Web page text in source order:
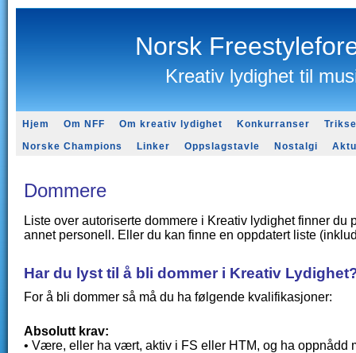
Norsk
Kreativ lydighet til
Hjem Om NFF Om kreativ lydighet Konkurranser
Norske Champions
Linker Oppslagstavle Nostalgi
Dommere
Liste over autoriserte dommere i Kreativ lydighet finner du
annet personell. Eller du kan finne en oppdatert liste
Har du lyst til å bli dommer i Kreativ
For å bli dommer så må du ha følgende kvalifikasjoner:
Absolutt krav:
• Være, eller ha vært, aktiv i FS eller HTM, og ha oppnådd